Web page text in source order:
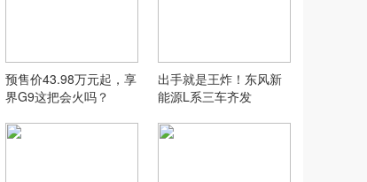
预售价43.98万元起，享
界G9这把会火吗？
出手就是王炸！东风新
能源L系三车齐发